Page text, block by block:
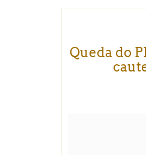
Queda do